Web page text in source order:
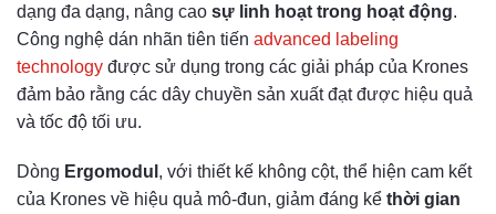
dạng đa dạng, nâng cao sự linh hoạt trong hoạt động.
Công nghệ dán nhãn tiên tiến advanced labeling
technology được sử dụng trong các giải pháp của Krones
đảm bảo rằng các dây chuyền sản xuất đạt được hiệu quả
và tốc độ tối ưu.
Dòng Ergomodul , với thiết kế không cột, thể hiện cam kết
của Krones về hiệu quả mô-đun, giảm đáng kể thời gian